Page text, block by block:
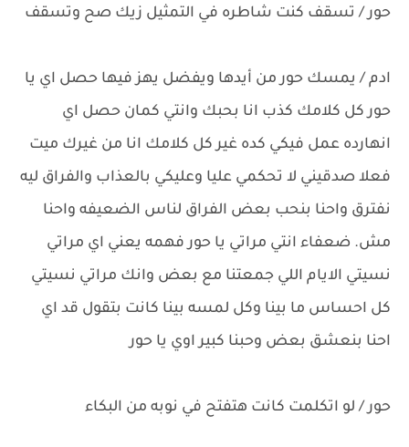
حور / تسقف كنت شاطره في التمثيل زيك صح وتسقف
ادم / يمسك حور من أيدها ويفضل يهز فيها حصل اي يا
حور كل كلامك كذب انا بحبك وانتي كمان حصل اي
انهارده عمل فيكي كده غير كل كلامك انا من غيرك ميت
فعلا صدقيني لا تحكمي عليا وعليكي بالعذاب والفراق ليه
نفترق واحنا بنحب بعض الفراق لناس الضعيفه واحنا
مش. ضعفاء انتي مراتي يا حور فهمه يعني اي مراتي
نسيتي الايام اللي جمعتنا مع بعض وانك مراتي نسيتي
كل احساس ما بينا وكل لمسه بينا كانت بتقول قد اي
احنا بنعشق بعض وحبنا كبير اوي يا حور
حور / لو اتكلمت كانت هتفتح في نوبه من البكاء